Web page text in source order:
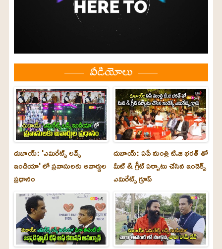
వీడియోలు
దుబాయ్: 'ఎమిరేట్స్ లవ్స్
ఇండియా' లో ప్రవాసులకు అవార్డుల
ప్రధానం
దుబాయ్: ఏపీ మంత్రి టి.జి భరత్ తో
మీట్ & గ్రీట్ ఏర్పాటు చేసిన ఇండెక్స్
ఎమిరేట్స్ గ్రూప్